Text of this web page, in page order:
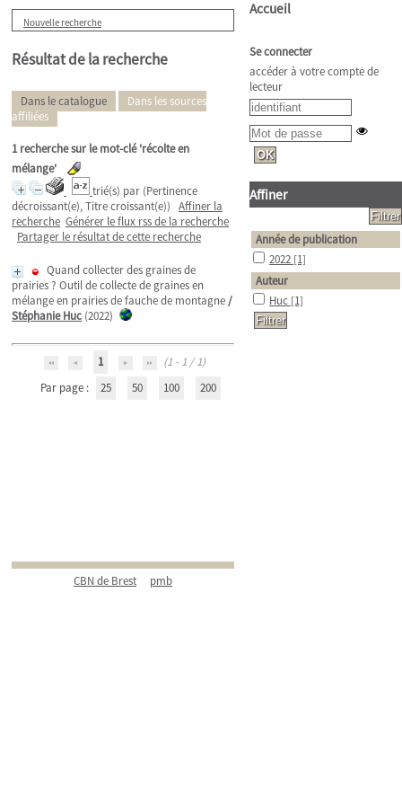
Nouvelle recherche
Résultat de la recherche
Dans le catalogue
Dans les sources
affiliées
1recherche sur le mot-clé'récolte en
mélange'
trié(s) par (Pertinence
décroissant(e), Titre croissant(e)) Affiner la
recherche Générer le flux rss de la recherche
Partager le résultat de cette recherche
Quand collecter des graines de
prairies ? Outil de collecte de graines en
mélange en prairies de fauche de montagne/
Stéphanie Huc (2022)
1
(1 - 1 / 1)
Par page :
25 50 100 200
CBN de Brest pmb
Accueil
Se connecter
accéder à votre compte de
lecteur
Affiner
Année de publication
2022 [1]
Auteur
Huc [1]